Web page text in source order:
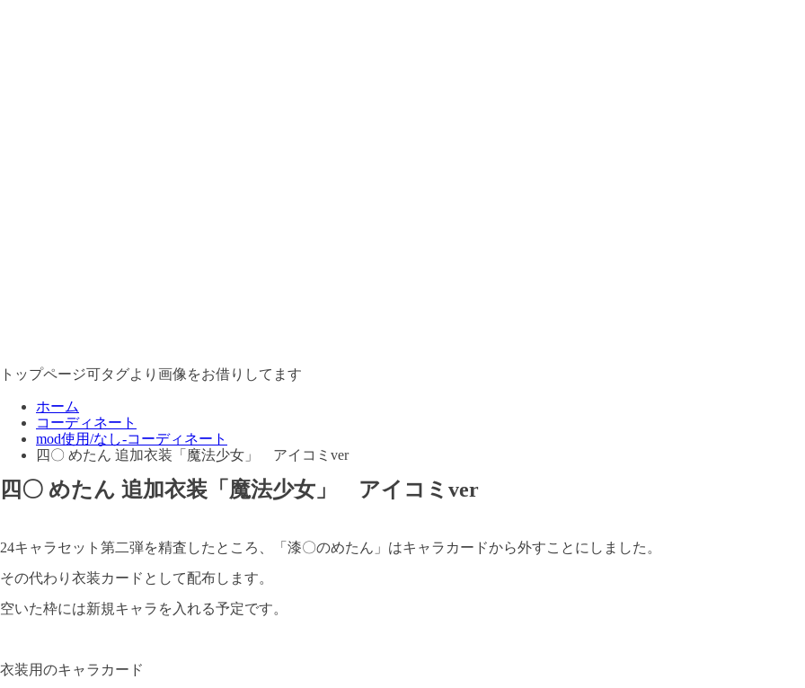
トップページ可タグより画像をお借りしてます
ホーム
コーディネート
mod使用/なし-コーディネート
四〇 めたん 追加衣装「魔法少女」 アイコミver
四〇 めたん 追加衣装「魔法少女」 アイコミver
24キャラセット第二弾を精査したところ、「漆〇のめたん」はキャラカードから外すことにしました。
その代わり衣装カードとして配布します。
空いた枠には新規キャラを入れる予定です。
衣装用のキャラカード